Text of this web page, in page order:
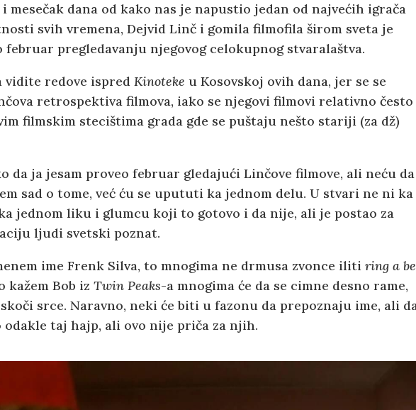
mesečak dana od kako nas je napustio jedan od najvećih igrača
svih vremena, Dejvid Linč i gomila filmofila širom sveta je
februar pregledavanju njegovog celokupnog stvaralaštva.
vidite redove ispred Kinoteke u Kosovskoj ovih dana, jer se se
retrospektiva filmova, iako se njegovi filmovi relativno često
filmskim stecištima grada gde se puštaju nešto stariji (za dž)
da ja jesam proveo februar gledajući Linčove filmove, ali neću da
sad o tome, već ću se upututi ka jednom delu. U stvari ne ni ka
jednom liku i glumcu koji to gotovo i da nije, ali je postao za
ljudi svetski poznat.
ime Frenk Silva, to mnogima ne drmusa zvonce iliti ring a
kažem Bob iz Twin Peaks-a mnogima će da se cimne desno rame,
srce. Naravno, neki će biti u fazonu da prepoznaju ime, ali
odakle taj hajp, ali ovo nije priča za njih.